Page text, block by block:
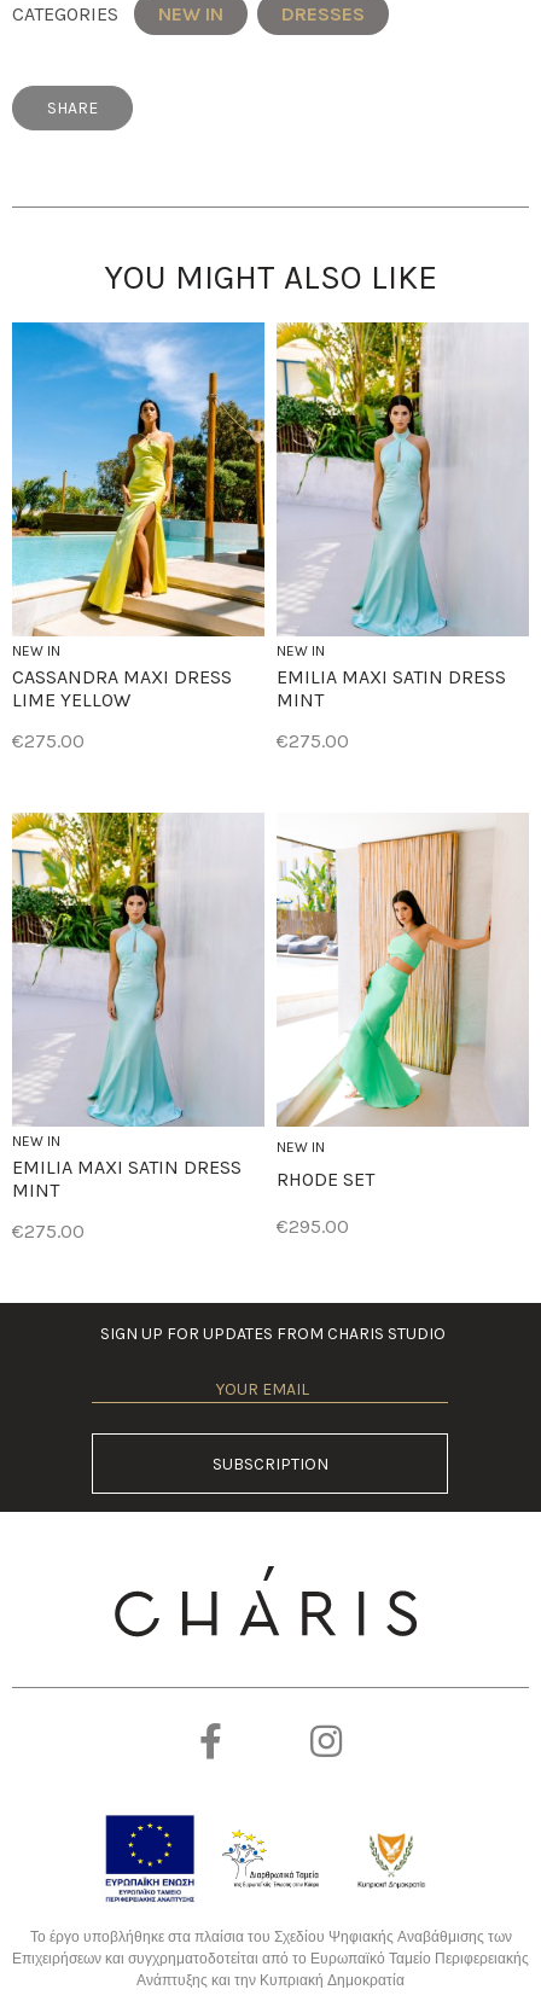
CATEGORIES NEW IN DRESSES
SHARE
YOU MIGHT ALSO LIKE
NEW IN
CASSANDRA MAXI DRESS
LIME YELLOW
€275.00
NEW IN
EMILIA MAXI SATIN DRESS
MINT
€275.00
NEW IN
EMILIA MAXI SATIN DRESS
MINT
€275.00
NEW IN
RHODE SET
€295.00
SIGN UP FOR UPDATES FROM CHARIS STUDIO
SUBSCRIPTION
Το έργο υποβλήθηκε στα πλαίσια του Σχεδίου Ψηφιακής Αναβάθμισης των
Επιχειρήσεων και συγχρηματοδοτείται από το Ευρωπαϊκό Ταμείο Περιφερειακής
Ανάπτυξης και την Κυπριακή Δημοκρατία